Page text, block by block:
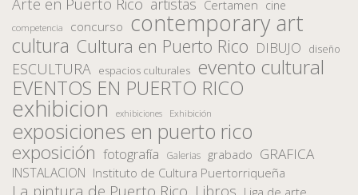
Certamen cine
competencia concurso contemporary art
cultura Cultura en Puerto Rico DIBUJO diseño
ESCULTURA espacios culturales evento cultural
EVENTOS EN PUERTO RICO
exhibicion exhibiciones Exhibición
exposiciones en puerto rico
exposición fotografía Galerias grabado GRAFICA
INSTALACION Instituto de Cultura Puertorriqueña
La pintura de Puerto Rico Libros Liga de arte